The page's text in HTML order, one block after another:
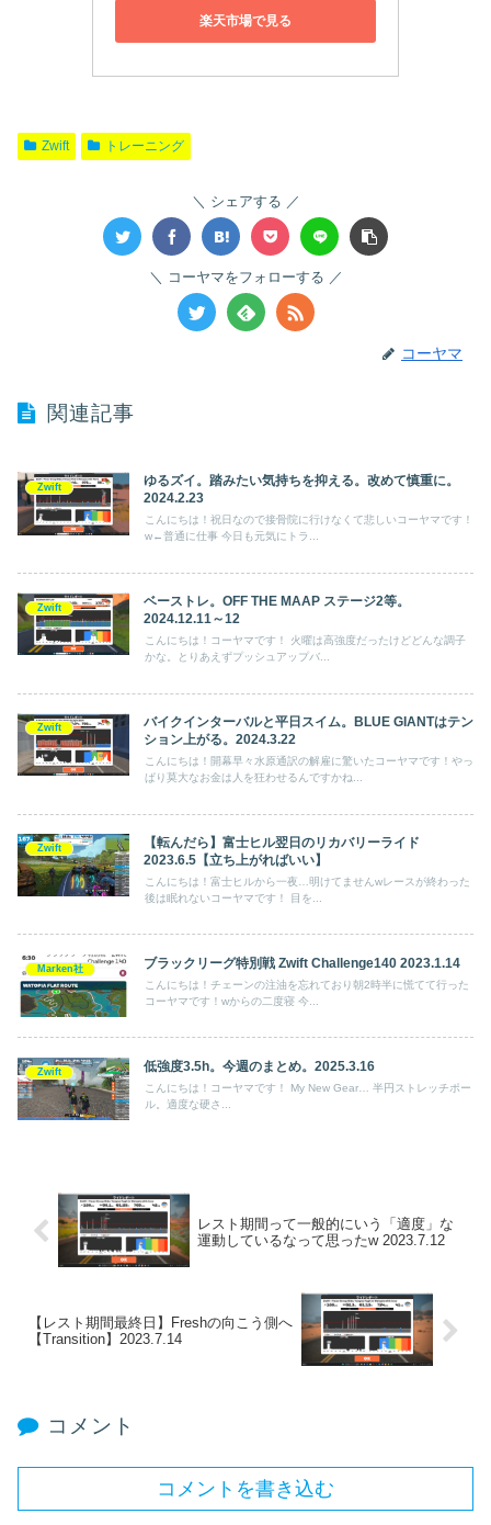
楽天市場で見る
Zwift トレーニング
シェアする
コーヤマをフォローする
コーヤマ
関連記事
Zwift
ゆるズイ。踏みたい気持ちを抑える。改めて慎重に。
2024.2.23
こんにちは！祝日なので接骨院に行けなくて悲しいコーヤマです！
w←普通に仕事 今日も元気にトラ...
Zwift
ベーストレ。OFF THE MAAP ステージ2等。
2024.12.11～12
こんにちは！コーヤマです！ 火曜は高強度だったけどどんな調子
かな。とりあえずプッシュアップバ...
Zwift
バイクインターバルと平日スイム。BLUE GIANTはテン
ション上がる。2024.3.22
こんにちは！開幕早々水原通訳の解雇に驚いたコーヤマです！やっ
ぱり莫大なお金は人を狂わせるんですかね...
Zwift
【転んだら】富士ヒル翌日のリカバリーライド
2023.6.5【立ち上がればいい】
こんにちは！富士ヒルから一夜…明けてませんwレースが終わった
後は眠れないコーヤマです！ 目を...
Marken社 ブラックリーグ特別戦 Zwift Challenge140 2023.1.14
こんにちは！チェーンの注油を忘れており朝2時半に慌てて行った
コーヤマです！wからの二度寝 今...
Zwift 低強度3.5h。今週のまとめ。2025.3.16
こんにちは！コーヤマです！ My New Gear… 半円ストレッチポー
ル。適度な硬さ...
レスト期間って一般的にいう「適度」な
運動しているなって思ったw 2023.7.12
【レスト期間最終日】Freshの向こう側へ
【Transition】2023.7.14
コメント
コメントを書き込む